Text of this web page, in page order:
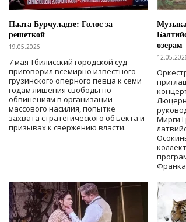
Паата Бурчуладзе: Голос за
решеткой
19.05.2026
7 мая Тбилисский городской суд
приговорил всемирно известного
грузинского оперного певца к семи
годам лишения свободы по
обвинениям в организации
массового насилия, попытке
захвата стратегического объекта и
призывах к свержению власти.
озерам
Мирги